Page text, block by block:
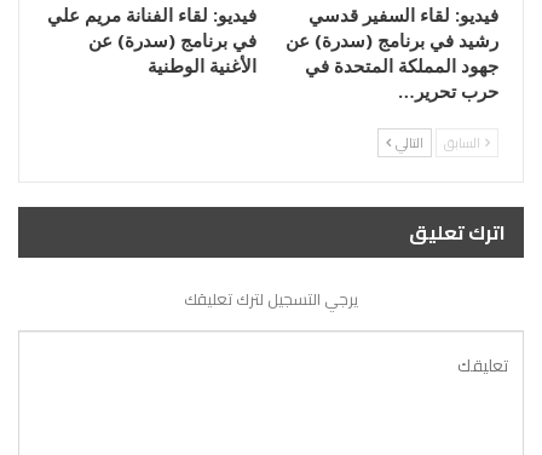
فيديو: لقاء السفير قدسي
رشيد في برنامج (سدرة) عن
جهود المملكة المتحدة في
حرب تحرير…
فيديو: لقاء الفنانة مريم علي
في برنامج (سدرة) عن
الأغنية الوطنية
السابق التالي
اترك تعليق
يرجي التسجيل لترك تعليقك